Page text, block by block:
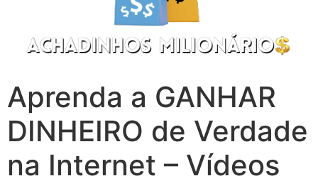
Aprenda a GANHAR
DINHEIRO de Verdade
na Internet – Vídeos